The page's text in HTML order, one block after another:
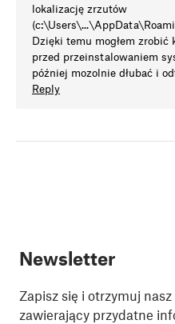
lokalizację zrzutów
Dzięki temu mogłem
przed przeinstalowaniem
później mozolnie dłubać i
Reply
Newsletter
Zapisz się i otrzymuj nasz
zawierający przydatne